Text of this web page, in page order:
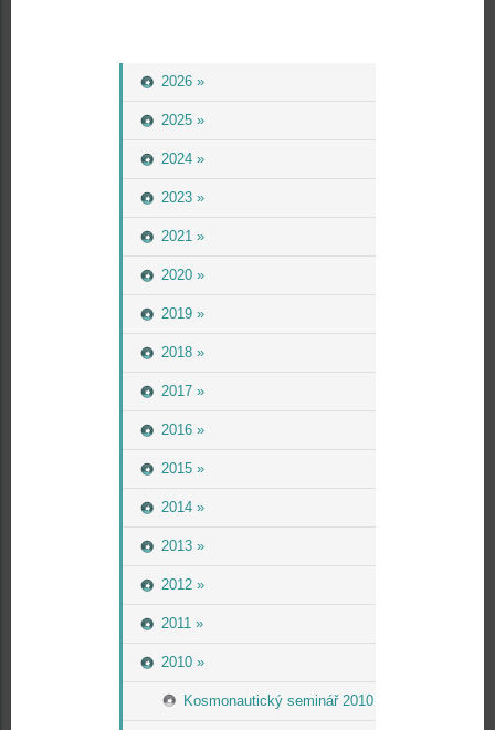
2026 »
2025 »
2024 »
2023 »
2021 »
2020 »
2019 »
2018 »
2017 »
2016 »
2015 »
2014 »
2013 »
2012 »
2011 »
2010 »
Kosmonautický seminář 2010